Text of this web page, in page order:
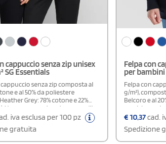
cappuccio senza zip unisex
SG Essentials
senza zip composta al
e al 50% da poliestere
Grey: 78% cotone e 22%
Ha un cappuccio a due pannelli
interna nello stesso tessuto e
piatto in tinta. Il modello include
maniche set-in, collo, orlo e
cuciture laterali e etichetta
iva esclusa per 100 pz
gratuita
Felpa con
per
Felpa con
g/m²),
Belcoro e al
maniche
costina
strato senza
marsupio. La
vestibilità
€10,37cad.
Spedizione